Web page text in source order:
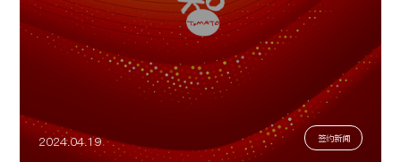
2024.04.19 签约新闻